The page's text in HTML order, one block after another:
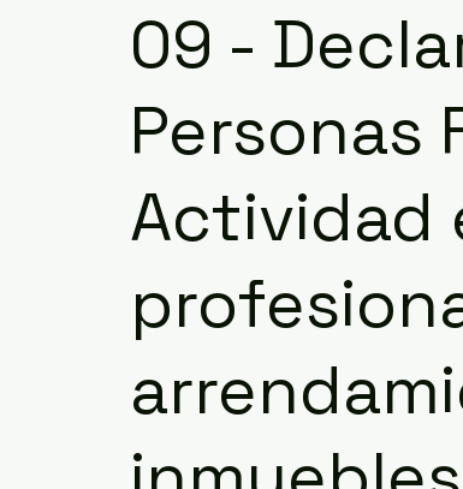
09 -
Personas
Actividad